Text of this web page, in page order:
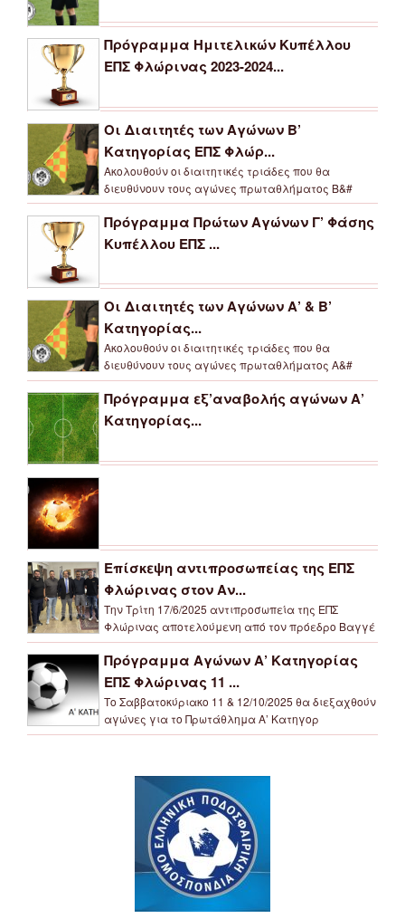
Πρόγραμμα Ημιτελικών Κυπέλλου
ΕΠΣ Φλώρινας 2023-2024...
Οι Διαιτητές των Αγώνων Β’
Κατηγορίας ΕΠΣ Φλώρ...
Ακολουθούν οι διαιτητικές τριάδες που θα
διευθύνουν τους αγώνες πρωταθλήματος Β&#
Πρόγραμμα Πρώτων Αγώνων Γ’ Φάσης
Κυπέλλου ΕΠΣ ...
Οι Διαιτητές των Αγώνων Α’ & Β’
Κατηγορίας...
Ακολουθούν οι διαιτητικές τριάδες που θα
διευθύνουν τους αγώνες πρωταθλήματος Α&#
Πρόγραμμα εξ’αναβολής αγώνων Α’
Κατηγορίας...
Επίσκεψη αντιπροσωπείας της ΕΠΣ
Φλώρινας στον Αν...
Την Τρίτη 17/6/2025 αντιπροσωπεία της ΕΠΣ
Φλώρινας αποτελούμενη από τον πρόεδρο Βαγγέ
Πρόγραμμα Αγώνων Α’ Κατηγορίας
ΕΠΣ Φλώρινας 11 ...
Το Σαββατοκύριακο 11 & 12/10/2025 θα διεξαχθούν
αγώνες για το Πρωτάθλημα Α’ Κατηγορ